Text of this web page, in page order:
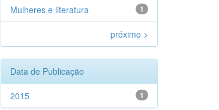
1
Mulheres e literatura
próximo >
Data de Publicação
1
2015